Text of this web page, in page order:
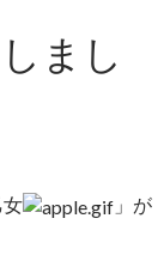
まし
」が